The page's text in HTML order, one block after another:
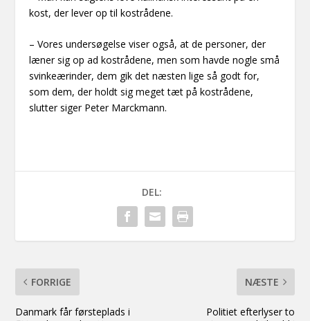
kost, der lever op til kostrådene.
– Vores undersøgelse viser også, at de personer, der
læner sig op ad kostrådene, men som havde nogle små
svinkeærinder, dem gik det næsten lige så godt for,
som dem, der holdt sig meget tæt på kostrådene,
slutter siger Peter Marckmann.
DEL:
FORRIGE
Danmark får førsteplads i
NÆSTE
Politiet efterlyser to